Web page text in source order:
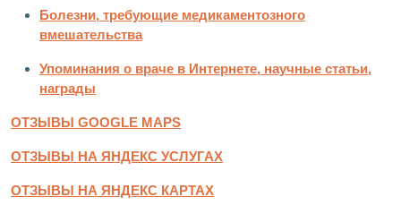
Болезни, требующие медикаментозного
вмешательства
Упоминания о враче в Интернете, научные статьи,
награды
ОТЗЫВЫ GOOGLE MAPS
ОТЗЫВЫ НА ЯНДЕКС УСЛУГАХ
ОТЗЫВЫ НА ЯНДЕКС КАРТАХ